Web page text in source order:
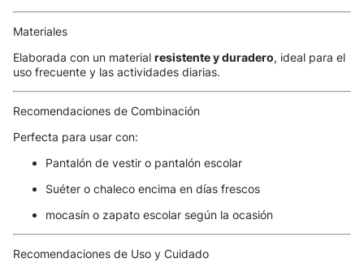
Materiales
Elaborada con un material resistente y duradero, ideal para el
uso frecuente y las actividades diarias.
Recomendaciones de Combinación
Perfecta para usar con:
Pantalón de vestir o pantalón escolar
Suéter o chaleco encima en días frescos
mocasín o zapato escolar según la ocasión
Recomendaciones de Uso y Cuidado